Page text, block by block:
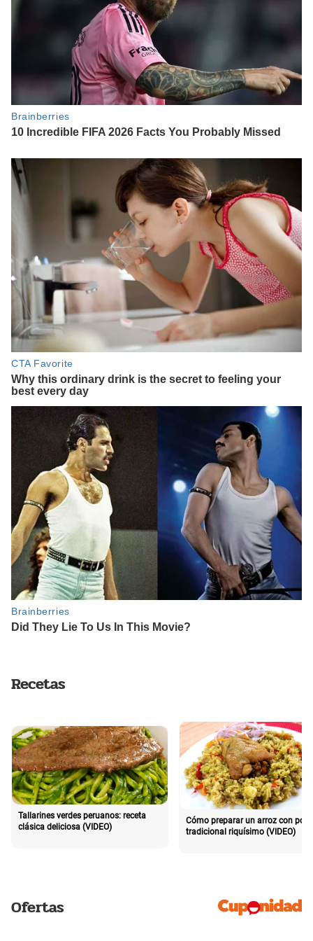
Recetas
Tallarines verdes peruanos: receta
clásica deliciosa (VIDEO)
Cómo preparar un arroz con pollo
tradicional riquísimo (VIDEO)
Ofertas